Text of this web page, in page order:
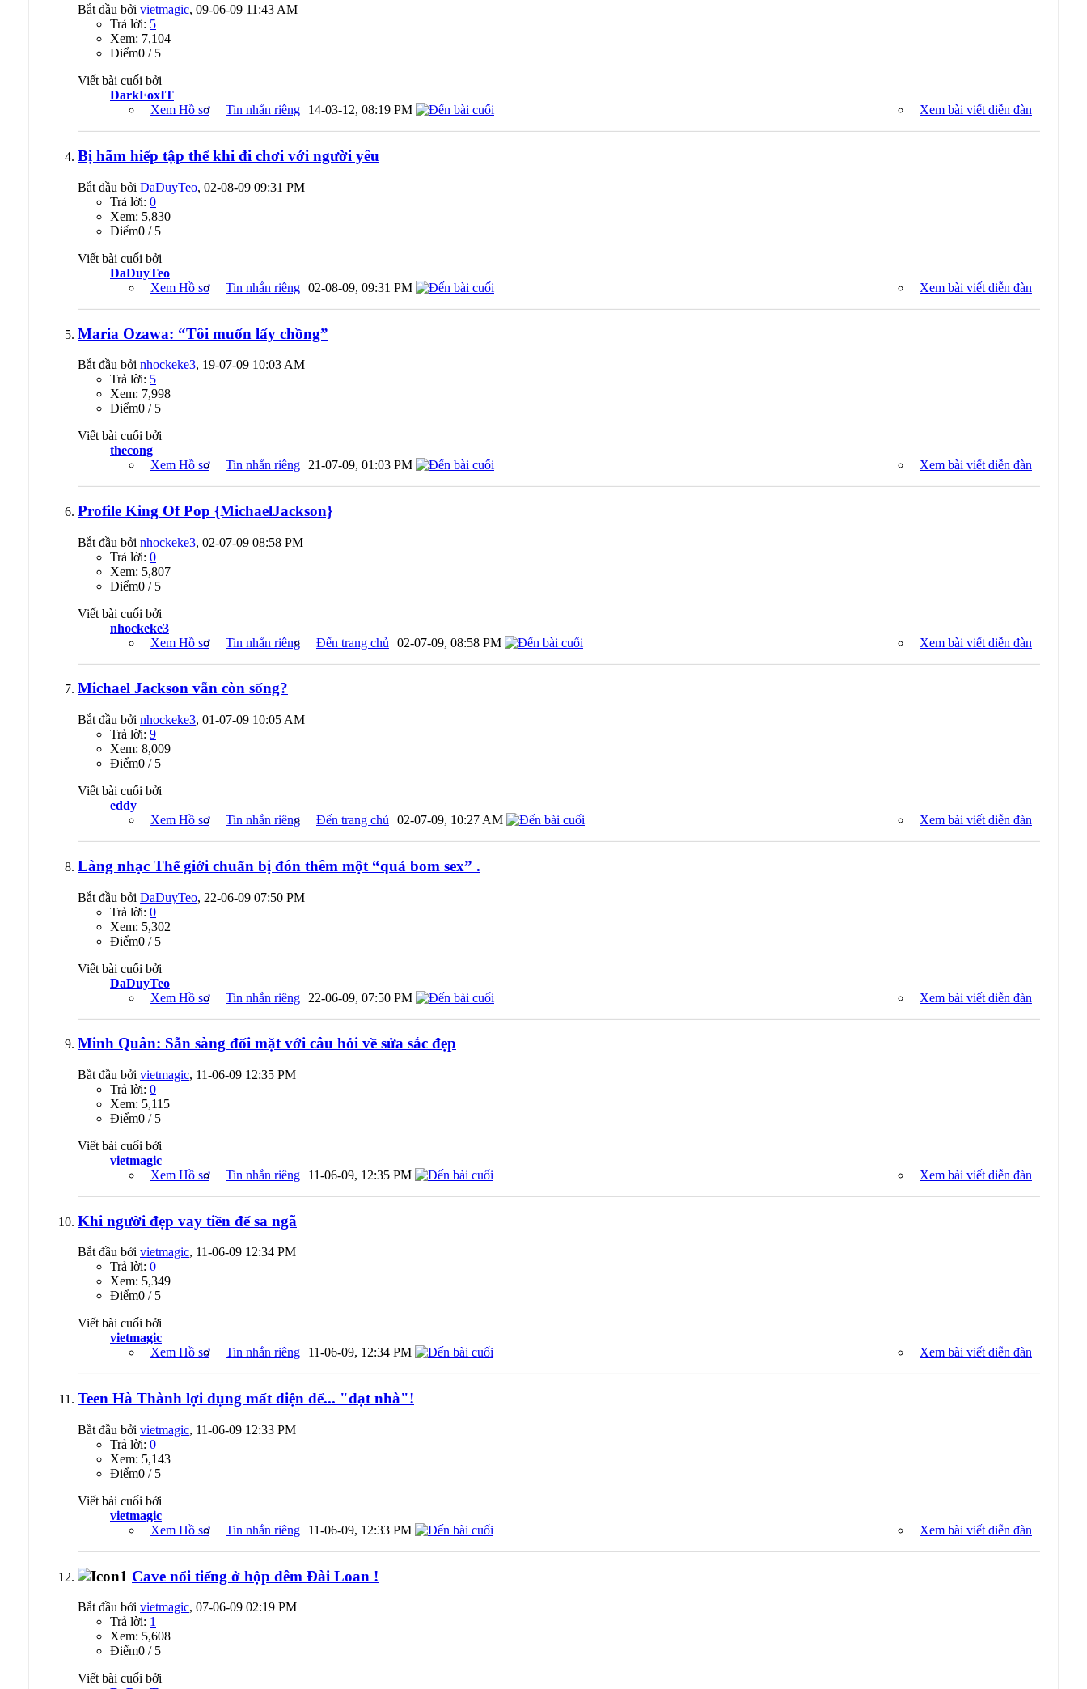
Bắt đầu bởi vietmagic, 09-06-09 11:43 AM
Trả lời: 5
Xem: 7,104
Ðiểm0 / 5
Viết bài cuối bởi
DarkFoxIT
Xem Hồ sơ
Xem bài viết diễn đàn
Tin nhắn riêng 14-03-12, 08:19 PM
Bị hãm hiếp tập thể khi đi chơi với người yêu
Bắt đầu bởi DaDuyTeo, 02-08-09 09:31 PM
Trả lời: 0
Xem: 5,830
Ðiểm0 / 5
Viết bài cuối bởi
DaDuyTeo
Xem Hồ sơ
Xem bài viết diễn đàn
Tin nhắn riêng 02-08-09, 09:31 PM
Maria Ozawa: “Tôi muốn lấy chồng”
Bắt đầu bởi nhockeke3, 19-07-09 10:03 AM
Trả lời: 5
Xem: 7,998
Ðiểm0 / 5
Viết bài cuối bởi
thecong
Xem Hồ sơ
Xem bài viết diễn đàn
Tin nhắn riêng 21-07-09, 01:03 PM
Profile King Of Pop {MichaelJackson}
Bắt đầu bởi nhockeke3, 02-07-09 08:58 PM
Trả lời: 0
Xem: 5,807
Ðiểm0 / 5
Viết bài cuối bởi
nhockeke3
Xem Hồ sơ
Xem bài viết diễn đàn
Tin nhắn riêng Đến trang chủ 02-07-09, 08:58 PM
Michael Jackson vẫn còn sống?
Bắt đầu bởi nhockeke3, 01-07-09 10:05 AM
Trả lời: 9
Xem: 8,009
Ðiểm0 / 5
Viết bài cuối bởi
eddy
Xem Hồ sơ
Xem bài viết diễn đàn
Tin nhắn riêng Đến trang chủ 02-07-09, 10:27 AM
Làng nhạc Thế giới chuẩn bị đón thêm một “quả bom sex” .
Bắt đầu bởi DaDuyTeo, 22-06-09 07:50 PM
Trả lời: 0
Xem: 5,302
Ðiểm0 / 5
Viết bài cuối bởi
DaDuyTeo
Xem Hồ sơ
Xem bài viết diễn đàn
Tin nhắn riêng 22-06-09, 07:50 PM
Minh Quân: Sẵn sàng đối mặt với câu hỏi về sửa sắc đẹp
Bắt đầu bởi vietmagic, 11-06-09 12:35 PM
Trả lời: 0
Xem: 5,115
Ðiểm0 / 5
Viết bài cuối bởi
vietmagic
Xem Hồ sơ
Xem bài viết diễn đàn
Tin nhắn riêng 11-06-09, 12:35 PM
Khi người đẹp vay tiền để sa ngã
Bắt đầu bởi vietmagic, 11-06-09 12:34 PM
Trả lời: 0
Xem: 5,349
Ðiểm0 / 5
Viết bài cuối bởi
vietmagic
Xem Hồ sơ
Xem bài viết diễn đàn
Tin nhắn riêng 11-06-09, 12:34 PM
Teen Hà Thành lợi dụng mất điện để... "dạt nhà"!
Bắt đầu bởi vietmagic, 11-06-09 12:33 PM
Trả lời: 0
Xem: 5,143
Ðiểm0 / 5
Viết bài cuối bởi
vietmagic
Xem Hồ sơ
Xem bài viết diễn đàn
Tin nhắn riêng 11-06-09, 12:33 PM
Cave nổi tiếng ở hộp đêm Đài Loan !
Bắt đầu bởi vietmagic, 07-06-09 02:19 PM
Trả lời: 1
Xem: 5,608
Ðiểm0 / 5
Viết bài cuối bởi